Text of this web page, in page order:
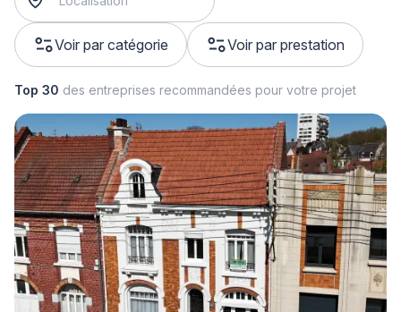
Voir par catégorie Voir par prestation
Top 30 des entreprises recommandées pour votre projet